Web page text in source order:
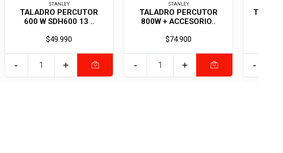
STANLEY
TALADRO PERCUTOR
600 W SDH600 13 ..
$49.990
+
-
STANLEY
TALADRO PERCUTOR
800W + ACCESORIO..
$74.900
+
- -